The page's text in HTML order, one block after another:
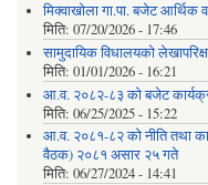
मिक्वाखोला गा.पा. बजेट आर्थिक
मिति: 07/20/2026 - 17:46
सामुदायिक विधालयको
मिति: 01/01/2026 - 16:21
आ.व. २०८२-८३ को बजेट
मिति: 06/25/2025 - 15:22
आ.व. २०८१-८२ को नीति तथा
वैठक) २०८१ असार २५ गते
मिति: 06/27/2024 - 14:41